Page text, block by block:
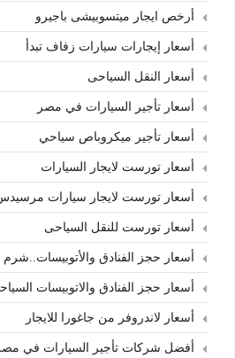
أرخص ايجار ميتسوبيشى باجيرو
أسعار إيجارات سيارات زفاف تبدأ
أسعار النقل السياحى
أسعار تأجير السيارات في مصر
أسعار تأجير ميكروباص سياحي
أسعار تورست لايجار السيارات
أسعار تورست لايجار سيارات
أسعار تورست للنقل السياحى
أسعار حجز الفنادق والأتوبيسات..شرم
أسعار حجز الفنادق والاتوبيسات
أسعار لاندروفر من جاغورا للايجار
أفضل شركات تأجير السيارات في